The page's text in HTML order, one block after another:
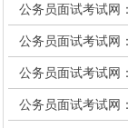
公务员面试考试网
公务员面试考试网
公务员面试考试网
公务员面试考试网